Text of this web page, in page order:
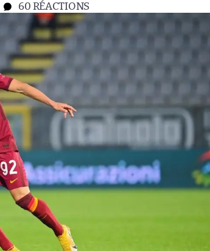
60 RÉACTIONS